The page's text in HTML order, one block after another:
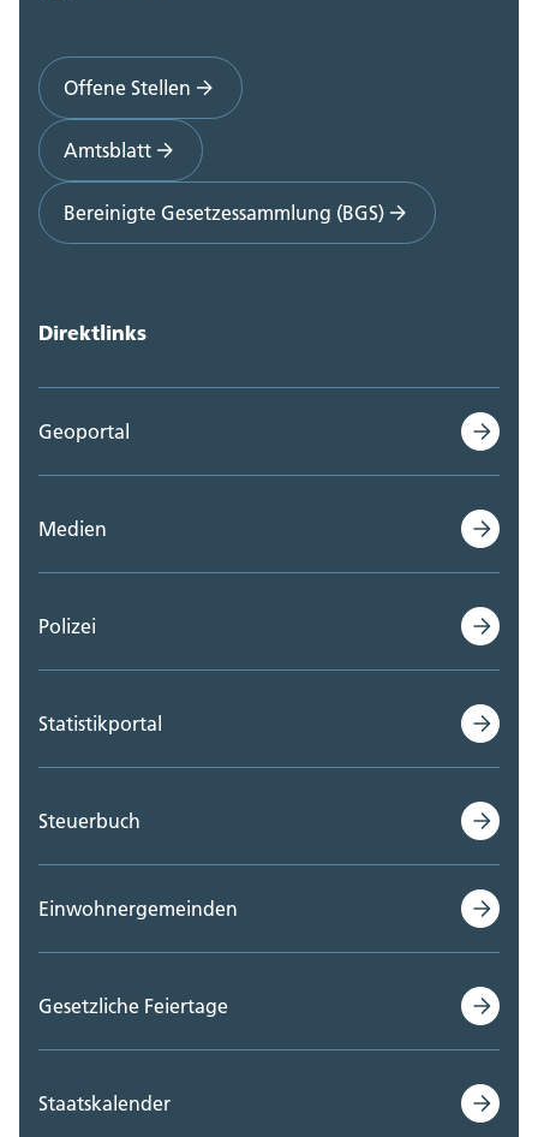
Offene Stellen
Amtsblatt
Bereinigte Gesetzessammlung (BGS)
Direktlinks
Geoportal
Medien
Polizei
Statistikportal
Steuerbuch
Einwohnergemeinden
Gesetzliche Feiertage
Staatskalender